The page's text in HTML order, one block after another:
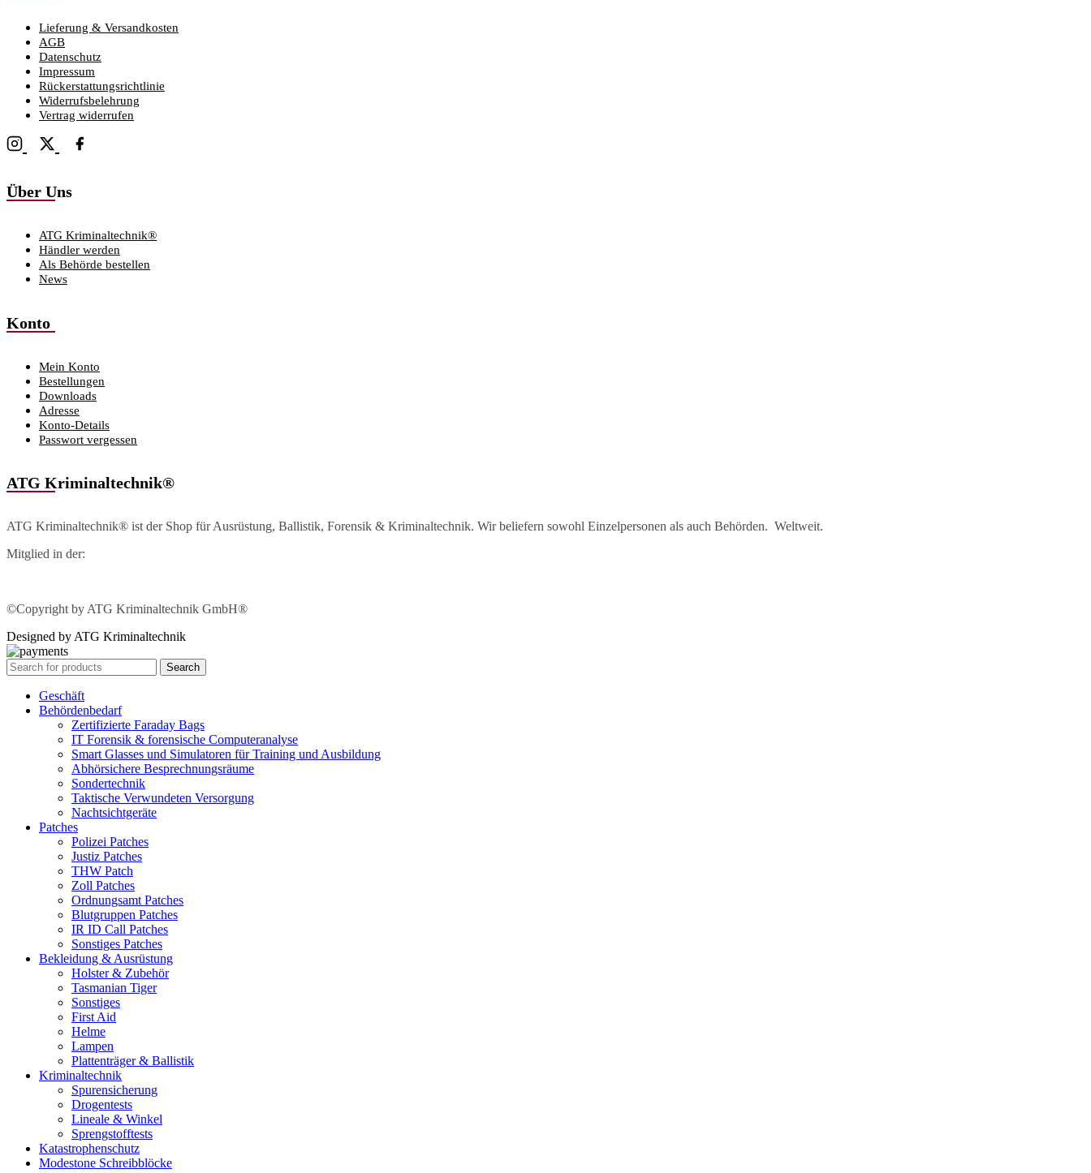
Lieferung & Versandkosten
AGB
Datenschutz
Impressum
Rückerstattungsrichtlinie
Widerrufsbelehrung
Vertrag widerrufen
Über Uns
ATG Kriminaltechnik®
Händler werden
Als Behörde bestellen
News
Konto
Mein Konto
Bestellungen
Downloads
Adresse
Konto-Details
Passwort vergessen
ATG Kriminaltechnik®
ATG Kriminaltechnik® ist der Shop für Ausrüstung, Ballistik, Forensik & Kriminaltechnik. Wir beliefern sowohl Einzelpersonen als auch Behörden. Weltweit.
Mitglied in der:
©Copyright by ATG Kriminaltechnik GmbH®
Designed by ATG Kriminaltechnik
Search
Geschäft
Behördenbedarf
Zertifizierte Faraday Bags
IT Forensik & forensische Computeranalyse
Smart Glasses und Simulatoren für Training und Ausbildung
Abhörsichere Besprechnungsräume
Sondertechnik
Taktische Verwundeten Versorgung
Nachtsichtgeräte
Patches
Polizei Patches
Justiz Patches
THW Patch
Zoll Patches
Ordnungsamt Patches
Blutgruppen Patches
IR ID Call Patches
Sonstiges Patches
Bekleidung & Ausrüstung
Holster & Zubehör
Tasmanian Tiger
Sonstiges
First Aid
Helme
Lampen
Plattenträger & Ballistik
Kriminaltechnik
Spurensicherung
Drogentests
Lineale & Winkel
Sprengstofftests
Katastrophenschutz
Modestone Schreibblöcke